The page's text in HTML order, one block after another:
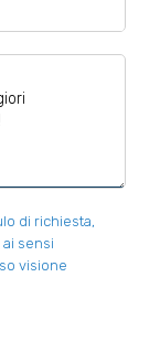
di richiesta,
sensi
visione